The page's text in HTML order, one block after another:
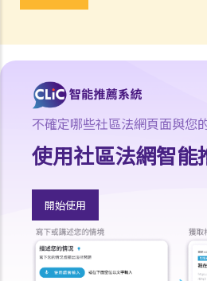
法律援助
法律援助輔助計劃
香港律師會大埔火災緊急免費法律諮詢熱
逝者家屬
我的家人在意外中身亡。我可否代表死者
錯的一方之前，我需要依循甚麼程序？
損害賠償陳述書
不確定哪些社區法網頁面與您
使用社區法網智能
開始使用